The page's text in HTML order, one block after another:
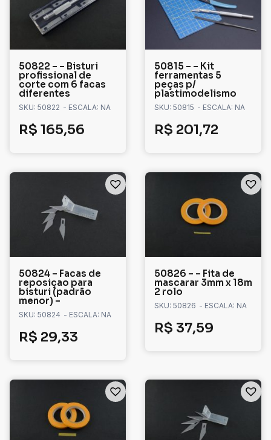
50822 – – Bisturi
profissional de
corte com 6 facas
diferentes
SKU: 50822 - ESCALA: NA
R$ 165,56
50815 – – Kit
ferramentas 5
peças p/
plastimodelismo
SKU: 50815 - ESCALA: NA
R$ 201,72
50824 – Facas de
reposiçao para
bisturi (padrão
menor) –
SKU: 50824 - ESCALA: NA
R$ 29,33
50826 – – Fita de
mascarar 3mm x 18m
2 rolo
SKU: 50826 - ESCALA: NA
R$ 37,59